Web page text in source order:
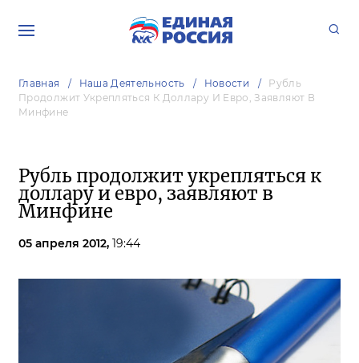
Главная Наша Деятельность Новости
Рубль
Продолжит Укрепляться К Доллару И Евро, Заявляют В
Минфине
Рубль продолжит укрепляться к
доллару и евро, заявляют в
Минфине
05 апреля 2012, 19:44